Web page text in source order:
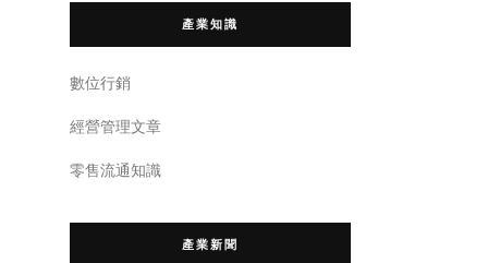
產業知識
數位行銷
經營管理文章
零售流通知識
產業新聞